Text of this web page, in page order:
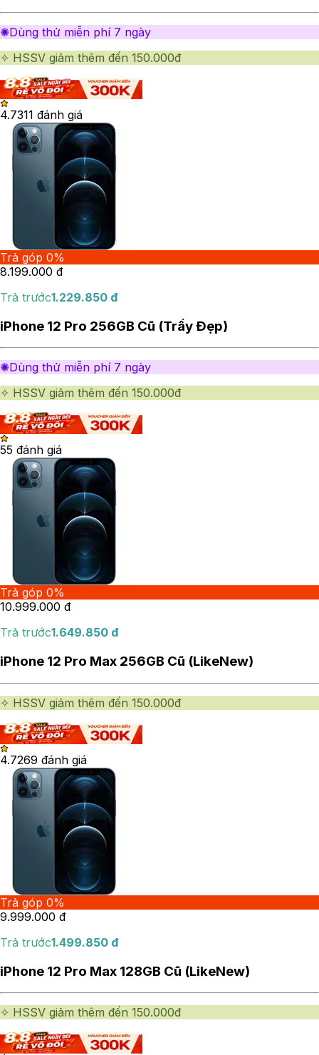
✺Dùng thử miễn phí 7 ngày
✧ HSSV giảm thêm đến 150.000đ
4.7311 đánh giá
Trả góp 0%
8.199.000 đ
Trả trước1.229.850 đ
iPhone 12 Pro 256GB Cũ (Trầy Đẹp)
✺Dùng thử miễn phí 7 ngày
✧ HSSV giảm thêm đến 150.000đ
55 đánh giá
Trả góp 0%
10.999.000 đ
Trả trước1.649.850 đ
iPhone 12 Pro Max 256GB Cũ (LikeNew)
✧ HSSV giảm thêm đến 150.000đ
4.7269 đánh giá
Trả góp 0%
9.999.000 đ
Trả trước1.499.850 đ
iPhone 12 Pro Max 128GB Cũ (LikeNew)
✧ HSSV giảm thêm đến 150.000đ